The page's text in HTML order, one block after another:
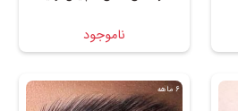
ناموجود
6 ماهه